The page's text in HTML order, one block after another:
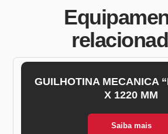
GUILHOTINA MECANICA
X 1220 MM
Saiba mais